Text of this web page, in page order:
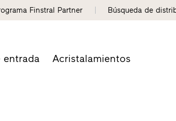
Finstral Partner Búsqueda de
entrada Acristalamientos